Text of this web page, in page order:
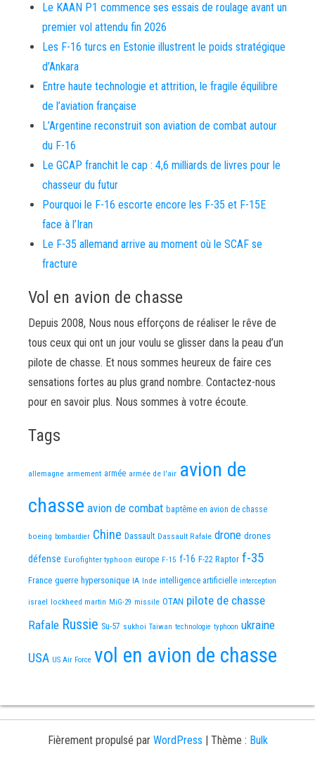
Le KAAN P1 commence ses essais de roulage avant un
premier vol attendu fin 2026
Les F-16 turcs en Estonie illustrent le poids stratégique
d’Ankara
Entre haute technologie et attrition, le fragile équilibre
de l’aviation française
L’Argentine reconstruit son aviation de combat autour
du F-16
Le GCAP franchit le cap : 4,6 milliards de livres pour le
chasseur du futur
Pourquoi le F-16 escorte encore les F-35 et F-15E
face à l’Iran
Le F-35 allemand arrive au moment où le SCAF se
fracture
Vol en avion de chasse
Depuis 2008, Nous nous efforçons de réaliser le rêve de
tous ceux qui ont un jour voulu se glisser dans la peau d’un
pilote de chasse. Et nous sommes heureux de faire ces
sensations fortes au plus grand nombre. Contactez-nous
pour en savoir plus. Nous sommes à votre écoute.
Tags
allemagne armement armée armée de l'air avion de
chasse avion de combat baptême en avion de chasse
boeing bombardier Chine Dassault Dassault Rafale drone drones
défense Eurofighter typhoon europe F-15 f-16 F-22 Raptor f-35
France guerre hypersonique IA Inde intelligence artificielle interception
israel lockheed martin MiG-29 missile OTAN pilote de chasse
Rafale Russie Su-57 sukhoi Taiwan technologie typhoon ukraine
USA US Air Force vol en avion de chasse
Fièrement propulsé par WordPress | Thème : Bulk